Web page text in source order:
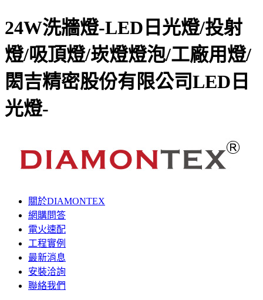
24W洗牆燈-LED日光燈/投射
燈/吸頂燈/崁燈燈泡/工廠用燈/
閎吉精密股份有限公司LED日
光燈-
關於DIAMONTEX
網購問答
電火速配
工程實例
最新消息
安裝洽詢
聯絡我們